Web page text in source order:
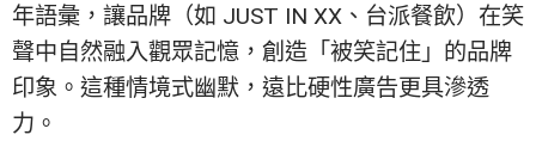
年語彙，讓品牌（如 JUST IN XX、台派餐飲）在笑
聲中自然融入觀眾記憶，創造「被笑記住」的品牌
印象。這種情境式幽默，遠比硬性廣告更具滲透
力。